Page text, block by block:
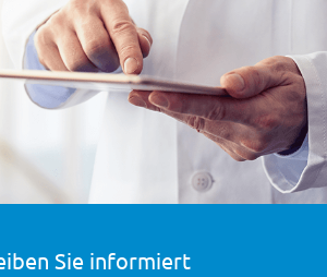
Sie informiert